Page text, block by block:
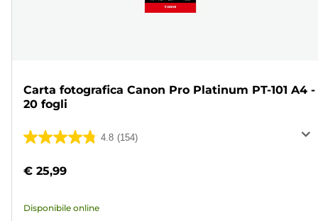
Carta fotografica Canon Pro Platinum PT-101 A4 -
20 fogli
4.8 (154)
4.8
5
154
€ 25,99
Disponibile online